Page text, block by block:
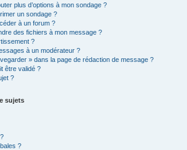
plus d’options à mon sondage ?
un sondage ?
à un forum ?
des fichiers à mon message ?
?
à un modérateur ?
» dans la page de rédaction de message ?
être validé ?
?
sujets
?